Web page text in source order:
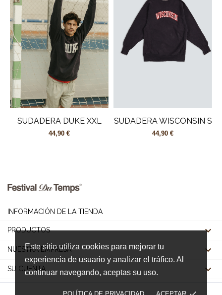
Este sitio utiliza cookies para mejorar tu
experiencia de usuario y analizar el tráfico. Al
continuar navegando, aceptas su uso.
SUDADERA DUKE XXL
44,90 €
SUDADERA WISCONSIN S
44,90 €
INFORMACIÓN DE LA TIENDA
PRODUCTOS 
NUESTRA EMPRESA 
SU CUENTA 